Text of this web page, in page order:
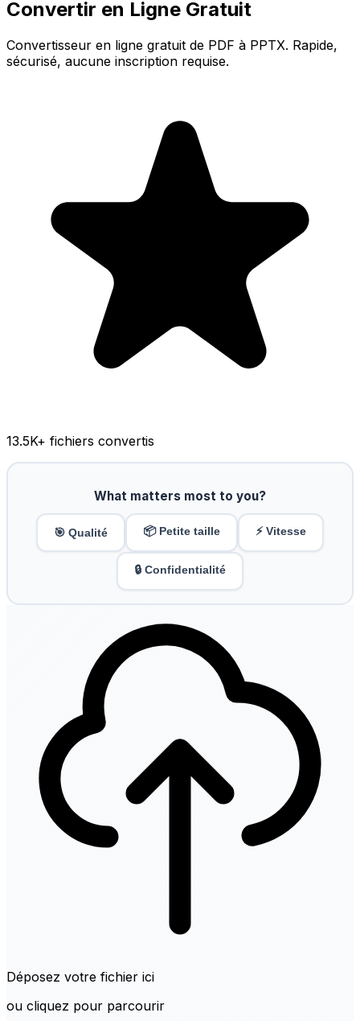
Convertir en Ligne Gratuit
Convertisseur en ligne gratuit de PDF à PPTX. Rapide,
sécurisé, aucune inscription requise.
13.5K+ fichiers convertis
What matters most to you?
🎯 Qualité 📦 Petite taille ⚡ Vitesse
🔒 Confidentialité
Déposez votre fichier ici
ou cliquez pour parcourir